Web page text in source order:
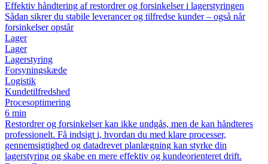
Effektiv håndtering af restordrer og forsinkelser i lagerstyringen
Sådan sikrer du stabile leverancer og tilfredse kunder – også når
forsinkelser opstår
Lager
Lager
Lagerstyring
Forsyningskæde
Logistik
Kundetilfredshed
Procesoptimering
6 min
Restordrer og forsinkelser kan ikke undgås, men de kan håndteres
professionelt. Få indsigt i, hvordan du med klare processer,
gennemsigtighed og datadrevet planlægning kan styrke din
lagerstyring og skabe en mere effektiv og kundeorienteret drift.